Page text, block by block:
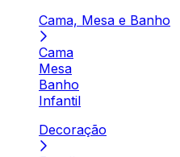
Cama, Mesa e Banho
Cama
Mesa
Banho
Infantil
Decoração